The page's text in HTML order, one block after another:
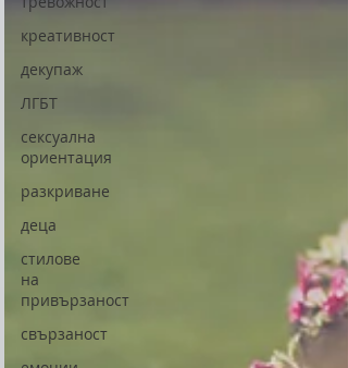
креативност
декупаж
ЛГБТ
сексуална
ориентация
разкриване
деца
стилове
на
привързаност
свързаност